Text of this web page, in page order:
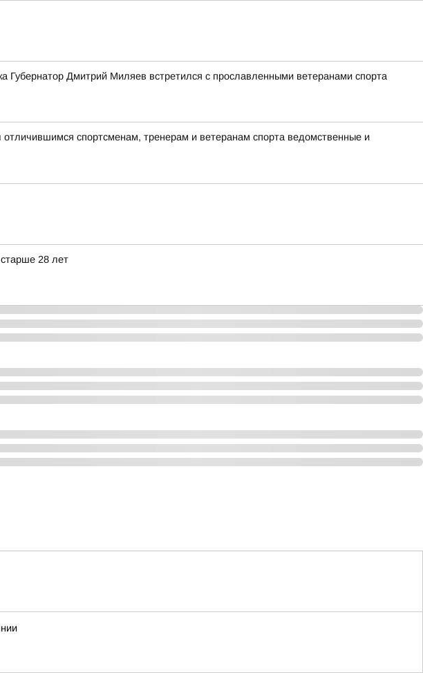
Губернатор Дмитрий Миляев встретился с прославленными ветеранами спорта
спортсменам, тренерам и ветеранам спорта ведомственные и
28 лет